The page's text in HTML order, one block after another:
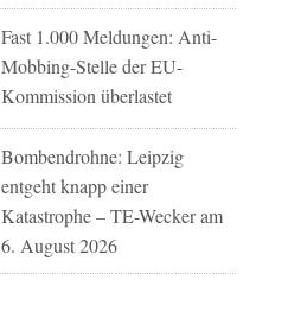
Fast 1.000 Meldungen: Anti-
Mobbing-Stelle der EU-
Kommission überlastet
Bombendrohne: Leipzig
entgeht knapp einer
Katastrophe – TE-Wecker am
6. August 2026